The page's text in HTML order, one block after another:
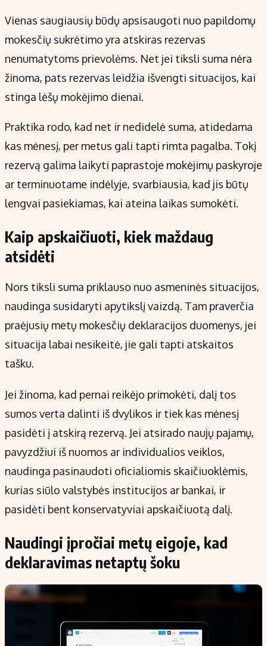
Vienas saugiausių būdų apsisaugoti nuo papildomų
mokesčių sukrėtimo yra atskiras rezervas
nenumatytoms prievolėms. Net jei tiksli suma nėra
žinoma, pats rezervas leidžia išvengti situacijos, kai
stinga lėšų mokėjimo dienai.
Praktika rodo, kad net ir nedidelė suma, atidedama
kas mėnesį, per metus gali tapti rimta pagalba. Tokį
rezervą galima laikyti paprastoje mokėjimų paskyroje
ar terminuotame indėlyje, svarbiausia, kad jis būtų
lengvai pasiekiamas, kai ateina laikas sumokėti.
Kaip apskaičiuoti, kiek maždaug
atsidėti
Nors tiksli suma priklauso nuo asmeninės situacijos,
naudinga susidaryti apytikslį vaizdą. Tam praverčia
praėjusių metų mokesčių deklaracijos duomenys, jei
situacija labai nesikeitė, jie gali tapti atskaitos
tašku.
Jei žinoma, kad pernai reikėjo primokėti, dalį tos
sumos verta dalinti iš dvylikos ir tiek kas mėnesį
pasidėti į atskirą rezervą. Jei atsirado naujų pajamų,
pavyzdžiui iš nuomos ar individualios veiklos,
naudinga pasinaudoti oficialiomis skaičiuoklėmis,
kurias siūlo valstybės institucijos ar bankai, ir
pasidėti bent konservatyviai apskaičiuotą dalį.
Naudingi įpročiai metų eigoje, kad
deklaravimas netaptų šoku